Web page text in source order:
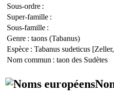
Sous-ordre :
Super-famille :
Sous-famille :
Genre : taons (Tabanus)
Espèce : Tabanus sudeticus
Nom commun : taon des Sudètes